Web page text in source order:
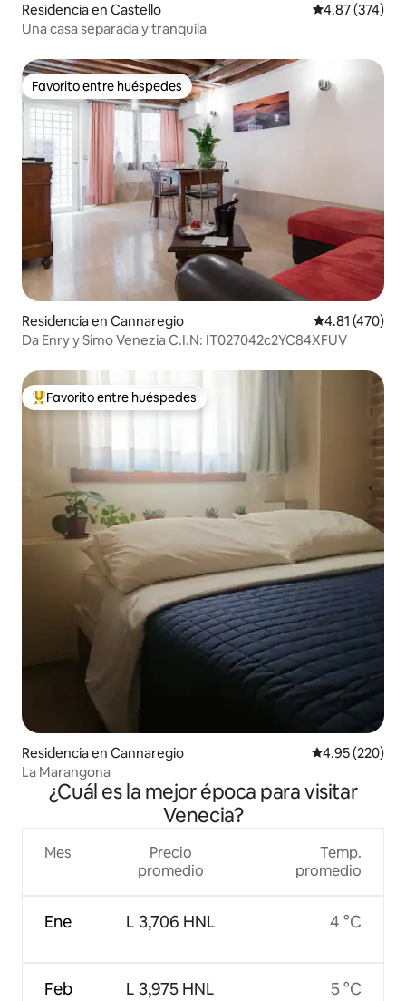
Residencia en Castello Calificación
4.87 (374)
Una casa separada y tranquila
Favorito entre huéspedes
Favorito entre huéspedes
Residencia en Cannaregio Calificación
4.81 (470)
Da Enry y Simo Venezia C.I.N: IT027042c2YC84XFUV
De los mejores en Favorito entre huéspedes
Favorito entre huéspedes
Residencia en Cannaregio Calificación
4.95 (220)
La Marangona
¿Cuál es la mejor época para visitar
Venecia?
Mes
Ene
Feb
Precio
promedio
L 3,706 HNL
L 3,975 HNL
Temp.
promedio
4 °C
5 °C